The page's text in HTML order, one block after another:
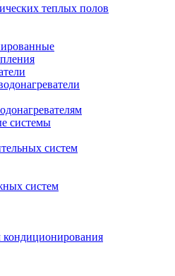
теплых полов
системы
систем
систем